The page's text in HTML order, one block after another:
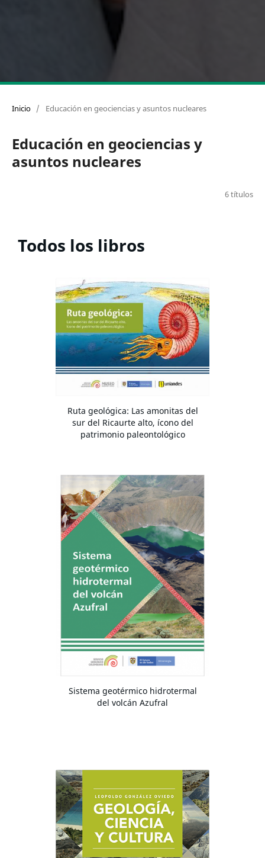
Inicio / Educación en geociencias y asuntos nucleares
Educación en geociencias y
asuntos nucleares
6 títulos
Todos los libros
Ruta geológica: Las amonitas del
sur del Ricaurte alto, ícono del
patrimonio paleontológico
Sistema geotérmico hidrotermal
del volcán Azufral